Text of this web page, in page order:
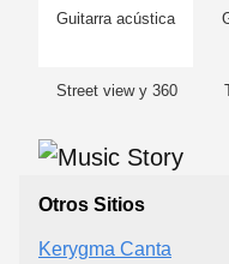
Guitarra acústica
Street view y 360
Otros Sitios
Kerygma Canta